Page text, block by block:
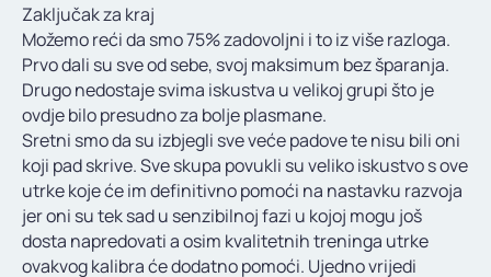
Zaključak za kraj
Možemo reći da smo 75% zadovoljni i to iz više razloga.
Prvo dali su sve od sebe, svoj maksimum bez šparanja.
Drugo nedostaje svima iskustva u velikoj grupi što je
ovdje bilo presudno za bolje plasmane.
Sretni smo da su izbjegli sve veće padove te nisu bili oni
koji pad skrive. Sve skupa povukli su veliko iskustvo s ove
utrke koje će im definitivno pomoći na nastavku razvoja
jer oni su tek sad u senzibilnoj fazi u kojoj mogu još
dosta napredovati a osim kvalitetnih treninga utrke
ovakvog kalibra će dodatno pomoći. Ujedno vrijedi